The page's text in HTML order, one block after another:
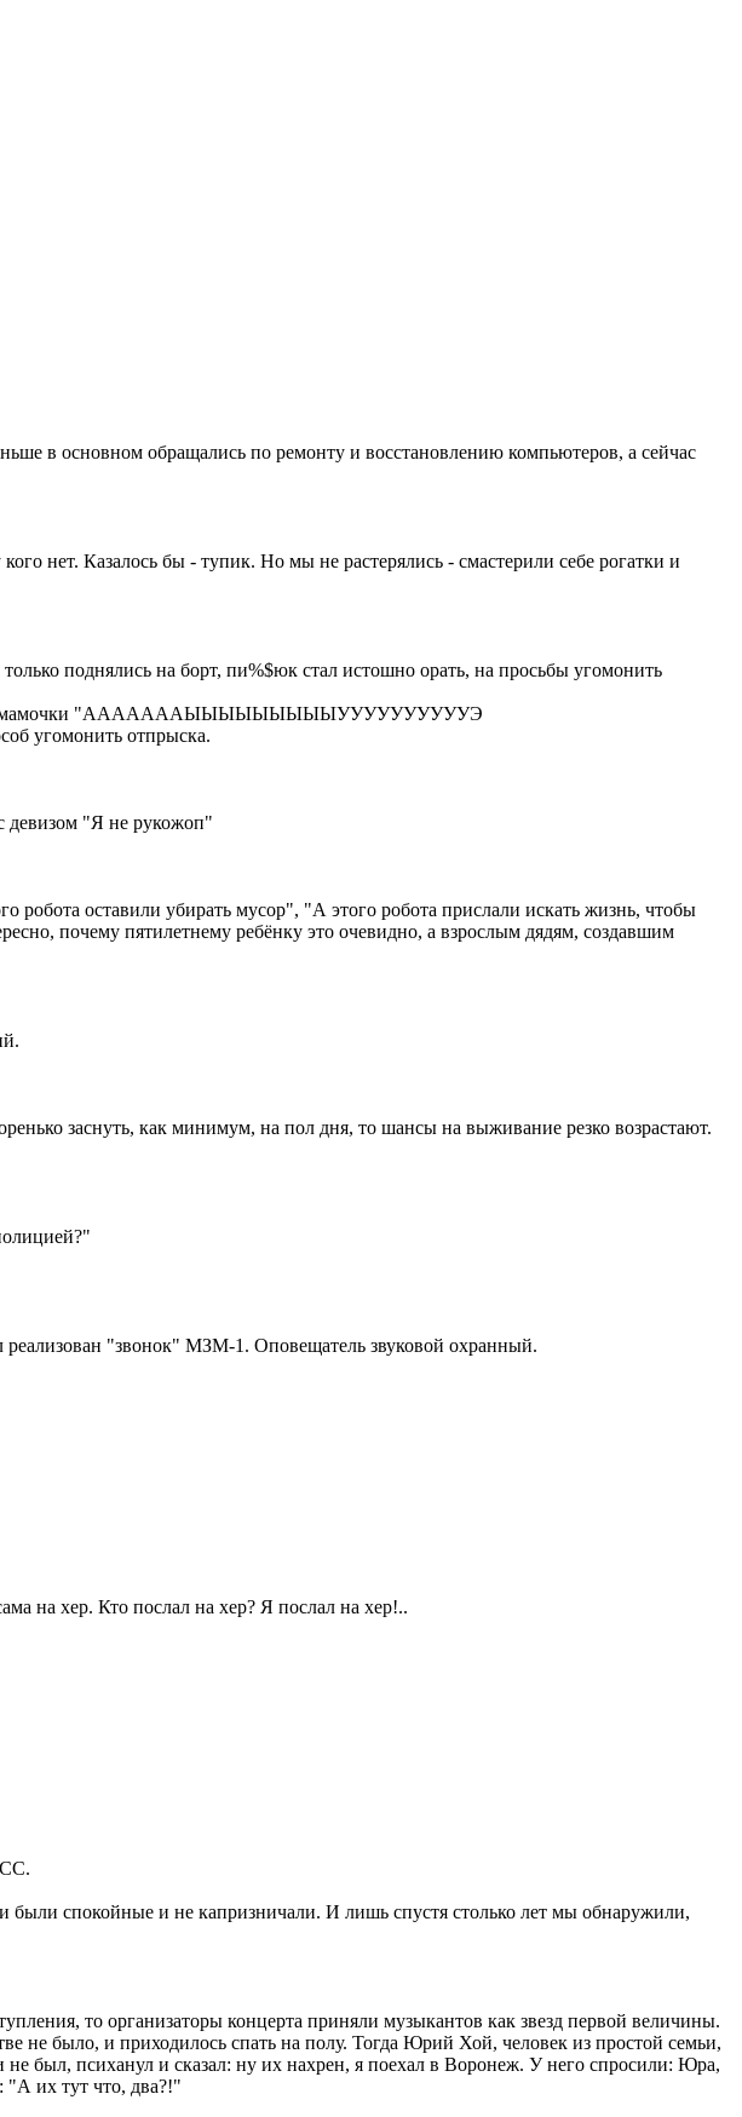
в основном обращались по ремонту и восстановлению компьютеров, а сейчас
нет. Казалось бы - тупик. Но мы не растерялись - смастерили себе рогатки и
поднялись на борт, пи%$юк стал истошно орать, на просьбы угомонить
в ухо мамочки "АААААААЫЫЫЫЫЫЫЫЫУУУУУУУУУУЭ
угомонить отпрыска.
девизом "Я не рукожоп"
оставили убирать мусор", "А этого робота прислали искать жизнь, чтобы
почему пятилетнему ребёнку это очевидно, а взрослым дядям, создавшим
заснуть, как минимум, на пол дня, то шансы на выживание резко возрастают.
"звонок" МЗМ-1. Оповещатель звуковой охранный.
на хер. Кто послал на хер? Я послал на хер!..
были спокойные и не капризничали. И лишь спустя столько лет мы обнаружили,
то организаторы концерта приняли музыкантов как звезд первой величины.
не было, и приходилось спать на полу. Тогда Юрий Хой, человек из простой семьи,
был, психанул и сказал: ну их нахрен, я поехал в Воронеж. У него спросили: Юра,
"А их тут что, два?!"